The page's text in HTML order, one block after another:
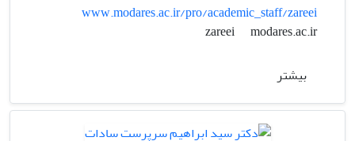
www.modares.ac.ir/pro/academic_staff/zareei
zareei
modares.ac.ir
بیشتر